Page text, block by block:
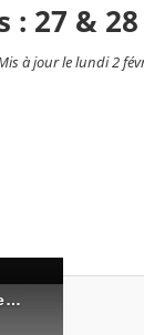
27 &
à jour le lundi 2